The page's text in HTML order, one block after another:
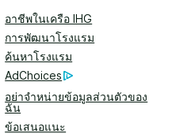
อาชีพในเครือ IHG
การพัฒนาโรงแรม
ค้นหาโรงแรม
AdChoices
อย่าจำหน่ายข้อมูลส่วนตัวของ
ฉัน
ข้อเสนอแนะ